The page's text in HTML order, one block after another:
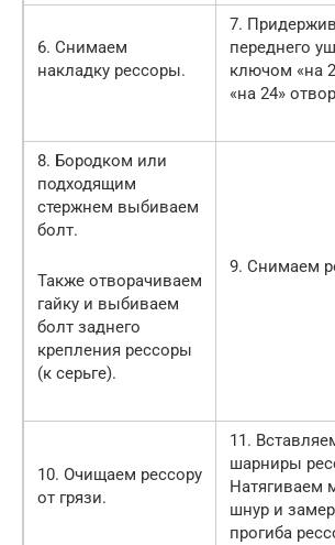
6. Снимаем
накладку рессоры.
7.
переднего
ключом «на
«на 24»
8. Бородком или
подходящим
стержнем выбиваем
болт.
Также отворачиваем
гайку и выбиваем
болт заднего
крепления рессоры
(к серьге).
9. Снимаем
10. Очищаем рессору
от грязи.
11.
шарниры
Натягиваем
шнур и
прогиба